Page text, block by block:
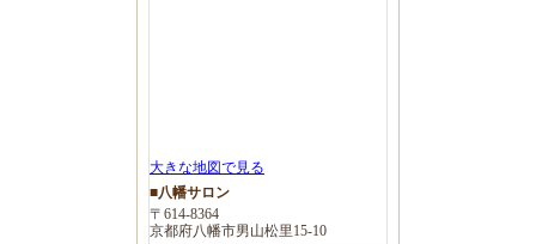
大きな地図で見る
■八幡サロン
〒614-8364
京都府八幡市男山松里15-10